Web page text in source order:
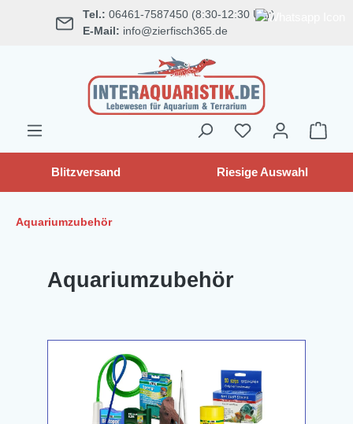
springen Tel.: 06461-7587450 (8:30-12:30 Uhr)
E-Mail: info@zierfisch365.de
Blitzversand Riesige Auswahl
Aquariumzubehör
Aquariumzubehör